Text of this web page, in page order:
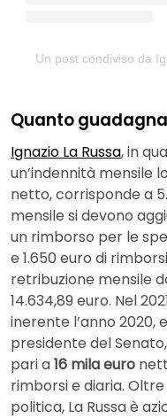
Un post condiviso da
Quanto
Ignazio La Russa, in
un’indennità mensile
netto, corrisponde a
mensile si devono
un rimborso per le
e 1.650 euro di
retribuzione mensile
14.634,89 euro. Nel
inerente l’anno 2020,
presidente del
pari a16 mila euro
rimborsi e diaria.
politica, La Russa è